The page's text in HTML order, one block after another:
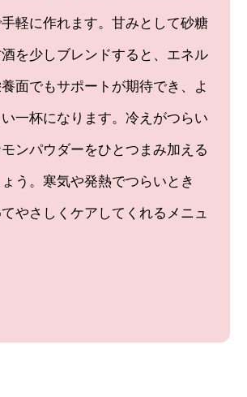
軽に作れます。甘みとして砂糖
を少しブレンドすると、エネル
面でもサポートが期待でき、よ
一杯になります。冷えがつらい
ンパウダーをひとつまみ加える
う。寒気や発熱でつらいとき
やさしくケアしてくれるメニュ